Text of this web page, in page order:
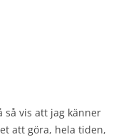
så vis att jag känner
att göra, hela tiden,